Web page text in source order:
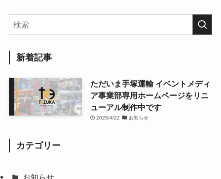
新着記事
ただいま手塚運輸 イベントメディ
ア事業部専用ホームページをリニ
ューアル制作中です
2025/4/22 お知らせ
カテゴリー
お知らせ